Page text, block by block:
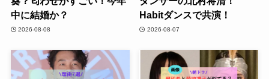
中に結婚か？
2026-08-08
Habitダンスで共演！
2026-08-07